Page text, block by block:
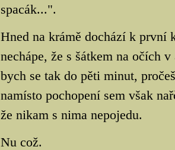
spacák...".
Hned na krámě dochází k první
nechápe, že s šátkem na očích
bych se tak do pěti minut,
namísto pochopení sem však
že nikam s nima nepojedu.
Nu což.